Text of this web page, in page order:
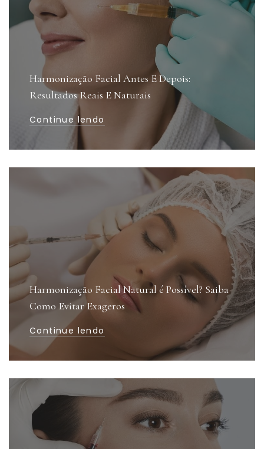
Harmonização Facial Antes E Depois:
Resultados Reais E Naturais
Continue lendo
Harmonização Facial Natural é Possível? Saiba
Como Evitar Exageros
Continue lendo